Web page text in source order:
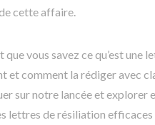
cette affaire.
vous savez ce qu’est une
et comment la rédiger avec
sur notre lancée et explorer
lettres de résiliation